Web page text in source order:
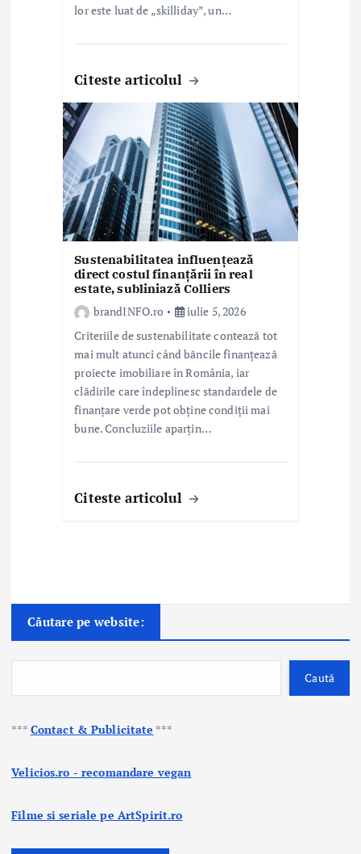
lor este luat de „skilliday”, un…
Citeste articolul
Sustenabilitatea influențează
direct costul finanțării în real
estate, subliniază Colliers
brandINFO.ro
iulie 5, 2026
Criteriile de sustenabilitate contează tot
mai mult atunci când băncile finanțează
proiecte imobiliare în România, iar
clădirile care îndeplinesc standardele de
finanțare verde pot obține condiții mai
bune. Concluziile aparțin…
Citeste articolul
Căutare pe website:
Caută
*** Contact & Publicitate ***
Velicios.ro - recomandare vegan
Filme si seriale pe ArtSpirit.ro